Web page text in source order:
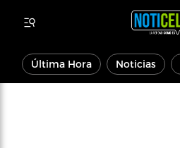
Última Hora Noticias